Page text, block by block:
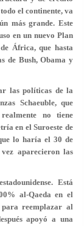
el continente, va
más grande. Este
en un nuevo Plan
África, que hasta
de Bush, Obama y
las políticas de la
Schaeuble, que
no tiene
en el Suroeste de
lo haría el 30 de
aparecieron las
Está
al-Qaeda en el
reemplazar al
apoyó a una